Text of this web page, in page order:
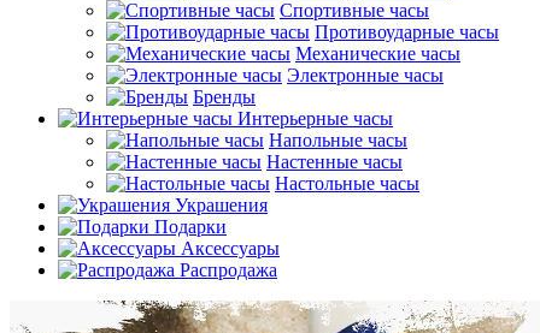
Спортивные часы
Противоударные часы
Механические часы
Электронные часы
Бренды
Интерьерные часы
Напольные часы
Настенные часы
Настольные часы
Украшения
Подарки
Аксессуары
Распродажа